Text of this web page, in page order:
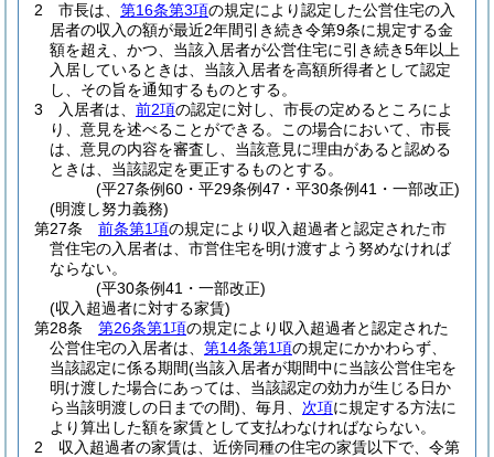
2
市長は、 第16条第3項の規定により認定した公営住宅の入
居者の収入の額が最近2年間引き続き令第9条に規定する金
額を超え、かつ、当該入居者が公営住宅に引き続き5年以上
入居しているときは、当該入居者を高額所得者として認定
し、その旨を通知するものとする。
3
入居者は、 前2項の認定に対し、市長の定めるところによ
り、意見を述べることができる。
この場合において、市長
は、意見の内容を審査し、当該意見に理由があると認める
ときは、当該認定を更正するものとする。
(平27条例60・平29条例47・平30条例41・一部改正)
(明渡し努力義務)
第27条
前条第1項の規定により収入超過者と認定された市
営住宅の入居者は、市営住宅を明け渡すよう努めなければ
ならない。
(平30条例41・一部改正)
(収入超過者に対する家賃)
第28条
第26条第1項の規定により収入超過者と認定された
公営住宅の入居者は、 第14条第1項の規定にかかわらず、
当該認定に係る期間(当該入居者が期間中に当該公営住宅を
明け渡した場合にあっては、当該認定の効力が生じる日か
ら当該明渡しの日までの間) 、毎月、 次項に規定する方法に
より算出した額を家賃として支払わなければならない。
2
収入超過者の家賃は、近傍同種の住宅の家賃以下で、令第